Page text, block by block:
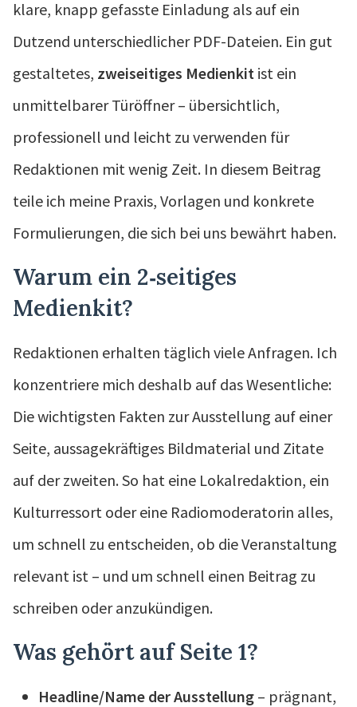
klare, knapp gefasste Einladung als auf ein
Dutzend unterschiedlicher PDF-Dateien. Ein gut
gestaltetes, zweiseitiges Medienkit ist ein
unmittelbarer Türöffner – übersichtlich,
professionell und leicht zu verwenden für
Redaktionen mit wenig Zeit. In diesem Beitrag
teile ich meine Praxis, Vorlagen und konkrete
Formulierungen, die sich bei uns bewährt haben.
Warum ein 2‑seitiges
Medienkit?
Redaktionen erhalten täglich viele Anfragen. Ich
konzentriere mich deshalb auf das Wesentliche:
Die wichtigsten Fakten zur Ausstellung auf einer
Seite, aussagekräftiges Bildmaterial und Zitate
auf der zweiten. So hat eine Lokalredaktion, ein
Kulturressort oder eine Radiomoderatorin alles,
um schnell zu entscheiden, ob die Veranstaltung
relevant ist – und um schnell einen Beitrag zu
schreiben oder anzukündigen.
Was gehört auf Seite 1?
Headline/Name der Ausstellung – prägnant,